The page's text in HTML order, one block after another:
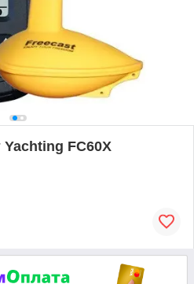
FC60X